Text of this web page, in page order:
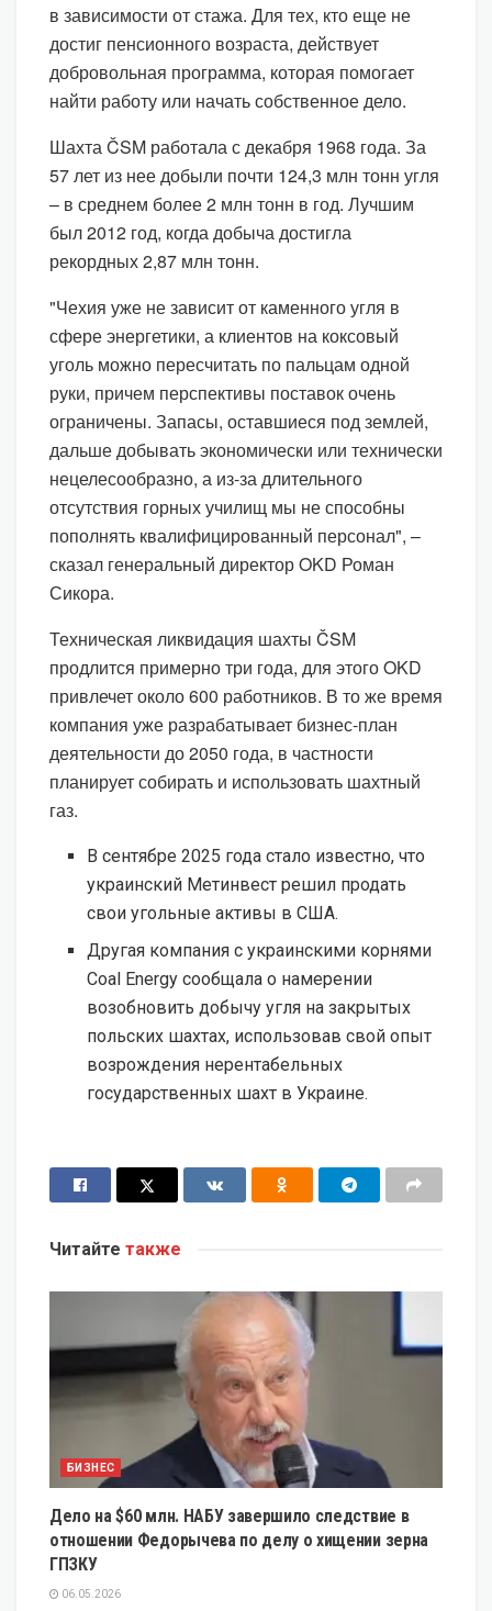
в зависимости от стажа. Для тех, кто еще не
достиг пенсионного возраста, действует
добровольная программа, которая помогает
найти работу или начать собственное дело.
Шахта ČSM работала с декабря 1968 года. За
57 лет из нее добыли почти 124,3 млн тонн угля
– в среднем более 2 млн тонн в год. Лучшим
был 2012 год, когда добыча достигла
рекордных 2,87 млн тонн.
"Чехия уже не зависит от каменного угля в
сфере энергетики, а клиентов на коксовый
уголь можно пересчитать по пальцам одной
руки, причем перспективы поставок очень
ограничены. Запасы, оставшиеся под землей,
дальше добывать экономически или технически
нецелесообразно, а из-за длительного
отсутствия горных училищ мы не способны
пополнять квалифицированный персонал", –
сказал генеральный директор OKD Роман
Сикора.
Техническая ликвидация шахты ČSM
продлится примерно три года, для этого OKD
привлечет около 600 работников. В то же время
компания уже разрабатывает бизнес-план
деятельности до 2050 года, в частности
планирует собирать и использовать шахтный
газ.
В сентябре 2025 года стало известно, что
украинский Метинвест решил продать
свои угольные активы в США.
Другая компания с украинскими корнями
Coal Energy сообщала о намерении
возобновить добычу угля на закрытых
польских шахтах, использовав свой опыт
возрождения нерентабельных
государственных шахт в Украине.
Читайте также
БИЗНЕС
Дело на $60 млн. НАБУ завершило следствие в
отношении Федорычева по делу о хищении зерна
ГПЗКУ
06.05.2026